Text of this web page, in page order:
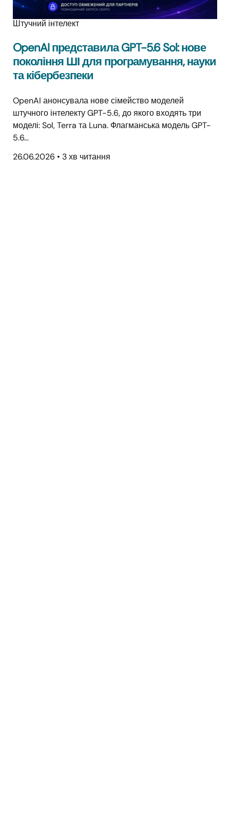
Штучний інтелект
OpenAI представила GPT-5.6 Sol: нове
покоління ШІ для програмування, науки
та кібербезпеки
OpenAI анонсувала нове сімейство моделей
штучного інтелекту GPT-5.6, до якого входять три
моделі: Sol, Terra та Luna. Флагманська модель GPT-
5.6…
26.06.2026 • 3 хв читання